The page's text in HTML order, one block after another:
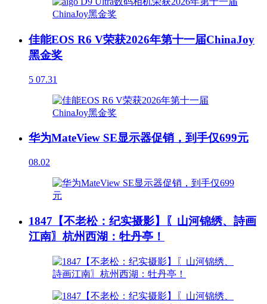
佳能EOS R6 V荣获2026年第十一届ChinaJoy
黑金奖
5 07.31
华为MateView SE显示器促销，到手仅699元
08.02
1847【不老松：纪实摄影】〖山河锦绣、詩画
江南〗杭州西湖：牡丹亭！